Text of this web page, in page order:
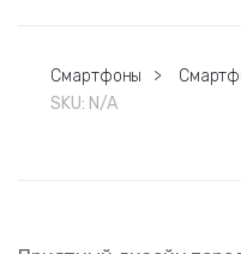
Смартфоны >
SKU: N/A